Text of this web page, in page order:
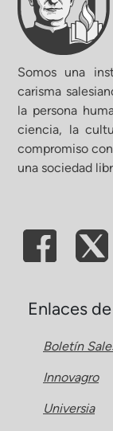
Somos una
carisma
la persona
ciencia, la
compromiso
una sociedad
Enlaces
Boletín
Innovagro
Universia